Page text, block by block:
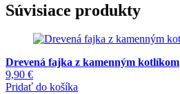
Súvisiace produkty
Drevená fajka z kamenným kotlíkom
9,90 €
Pridať do košíka